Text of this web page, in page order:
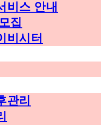
비스 안내
집
비시터
관리